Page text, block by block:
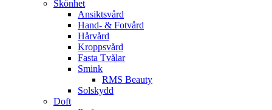
Skönhet
Ansiktsvård
Hand- & Fotvård
Hårvård
Kroppsvård
Fasta Tvålar
Smink
RMS Beauty
Solskydd
Doft